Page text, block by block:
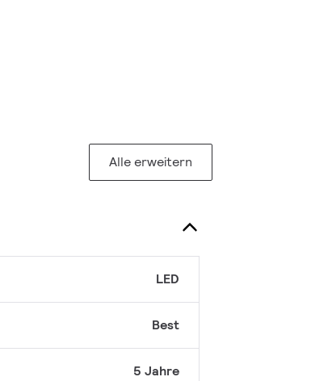
Alle erweitern
LED
Best
5 Jahre